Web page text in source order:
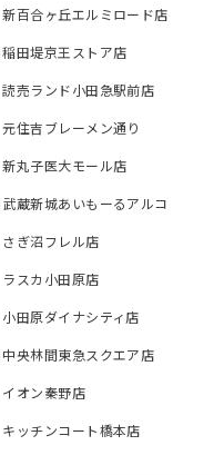
百合ヶ丘エルミロード店
田堤京王ストア店
売ランド小田急駅前店
住吉ブレーメン通り
丸子医大モール店
蔵新城あいもーるアルコ
ぎ沼フレル店
スカ小田原店
田原ダイナシティ店
央林間東急スクエア店
イオン秦野店
ッチンコート橋本店